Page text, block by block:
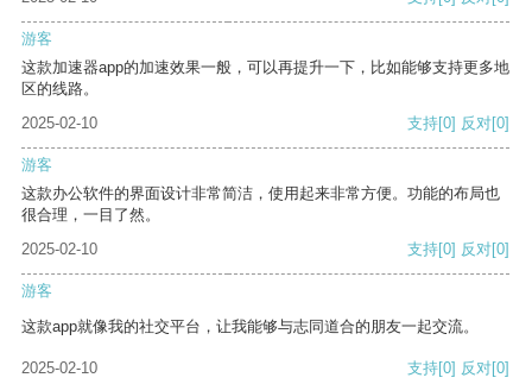
游客
这款加速器app的加速效果一般，可以再提升一下，比如能够支持更多地
区的线路。
2025-02-10
支持[0] 反对[0]
游客
这款办公软件的界面设计非常简洁，使用起来非常方便。功能的布局也
很合理，一目了然。
2025-02-10
支持[0] 反对[0]
游客
这款app就像我的社交平台，让我能够与志同道合的朋友一起交流。
2025-02-10 支持[0] 反对[0]